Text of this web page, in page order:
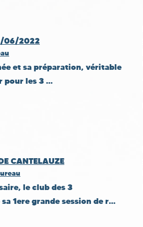
06/2022
et sa préparation, véritable
pour les 3 …
CANTELAUZE
le club des 3
1ere grande session de r…